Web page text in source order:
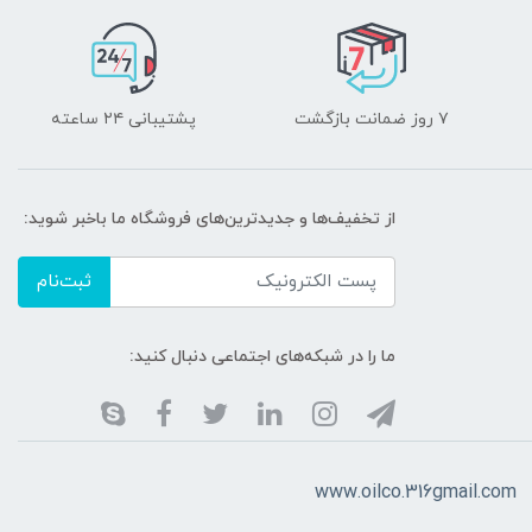
۷ روز ضمانت بازگشت پشتیبانی ۲۴ ساعته
از تخفیف‌ها و جدیدترین‌های فروشگاه ما باخبر شوید:
ثبت‌نام
ما را در شبکه‌های اجتماعی دنبال کنید:
www.oilco.316gmail.com